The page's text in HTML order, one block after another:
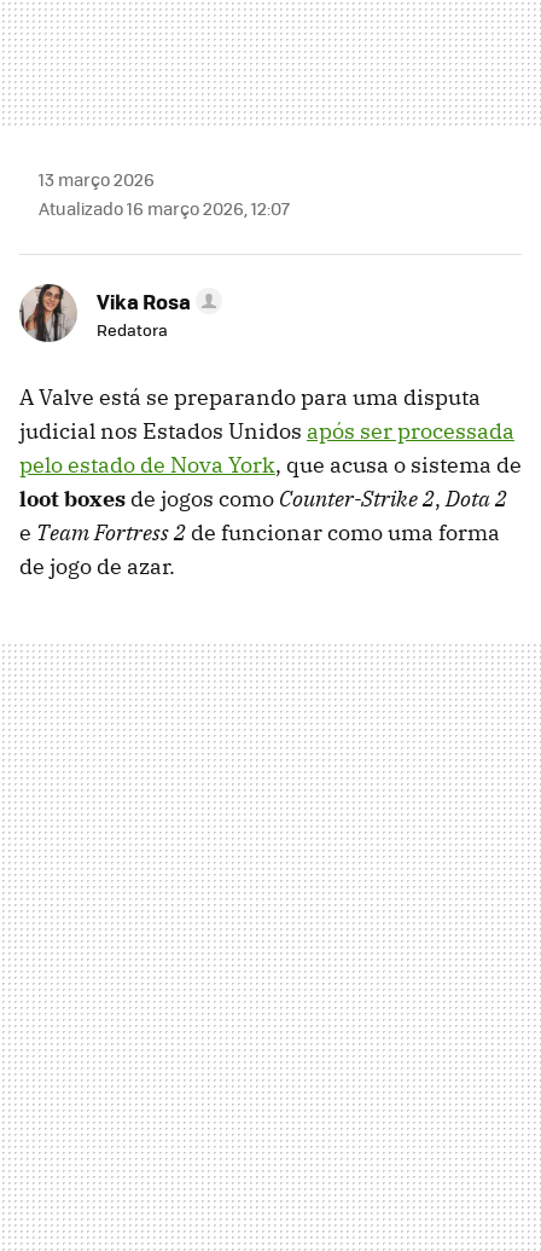
13 março 2026
Atualizado 16 março 2026, 12:07
Vika Rosa
Redatora
A Valve está se preparando para uma disputa
judicial nos Estados Unidos após ser processada
pelo estado de Nova York, que acusa o sistema de
loot boxes de jogos como Counter-Strike 2,Dota 2
e Team Fortress 2 de funcionar como uma forma
de jogo de azar.